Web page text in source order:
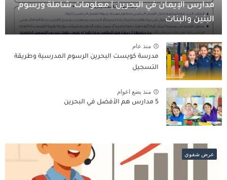
مدارس الإيمان في البحرين | معلومات شاملة ورسوم
البنين والبنات
منذ عام
مدرسة كويست البحرين الرسوم المدرسية وطريقة
التسجيل
منذ بضع اعوام
5 مدارس هم الأفضل في البحرين
عرض شفوي